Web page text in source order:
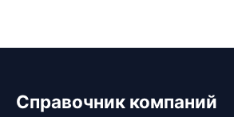
Справочник компаний